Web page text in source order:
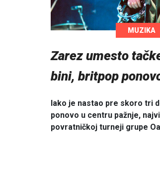
MUZIKA
Zarez umesto
bini, britpop
Iako je nastao pre skoro tri
ponovo u centru pažnje,
povratničkoj turneji grupe